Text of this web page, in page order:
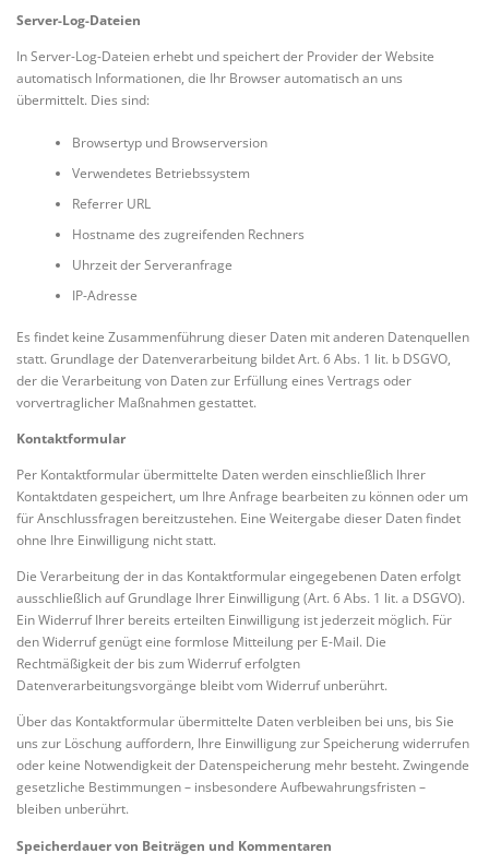
Server-Log-Dateien
In Server-Log-Dateien erhebt und speichert der Provider der Website
automatisch Informationen, die Ihr Browser automatisch an uns
übermittelt. Dies sind:
Browsertyp und Browserversion
Verwendetes Betriebssystem
Referrer URL
Hostname des zugreifenden Rechners
Uhrzeit der Serveranfrage
IP-Adresse
Es findet keine Zusammenführung dieser Daten mit anderen Datenquellen
statt. Grundlage der Datenverarbeitung bildet Art. 6 Abs. 1 lit. b DSGVO,
der die Verarbeitung von Daten zur Erfüllung eines Vertrags oder
vorvertraglicher Maßnahmen gestattet.
Kontaktformular
Per Kontaktformular übermittelte Daten werden einschließlich Ihrer
Kontaktdaten gespeichert, um Ihre Anfrage bearbeiten zu können oder um
für Anschlussfragen bereitzustehen. Eine Weitergabe dieser Daten findet
ohne Ihre Einwilligung nicht statt.
Die Verarbeitung der in das Kontaktformular eingegebenen Daten erfolgt
ausschließlich auf Grundlage Ihrer Einwilligung (Art. 6 Abs. 1 lit. a DSGVO).
Ein Widerruf Ihrer bereits erteilten Einwilligung ist jederzeit möglich. Für
den Widerruf genügt eine formlose Mitteilung per E-Mail. Die
Rechtmäßigkeit der bis zum Widerruf erfolgten
Datenverarbeitungsvorgänge bleibt vom Widerruf unberührt.
Über das Kontaktformular übermittelte Daten verbleiben bei uns, bis Sie
uns zur Löschung auffordern, Ihre Einwilligung zur Speicherung widerrufen
oder keine Notwendigkeit der Datenspeicherung mehr besteht. Zwingende
gesetzliche Bestimmungen – insbesondere Aufbewahrungsfristen –
bleiben unberührt.
Speicherdauer von Beiträgen und Kommentaren